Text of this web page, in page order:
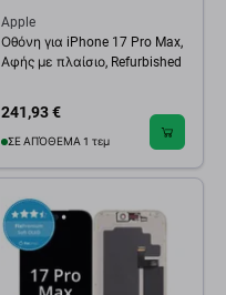
Apple
Οθόνη για iPhone 17 Pro Max,
Αφής με πλαίσιο, Refurbished
241,93 €
ΣΕ ΑΠΌΘΕΜΑ 1 τεμ